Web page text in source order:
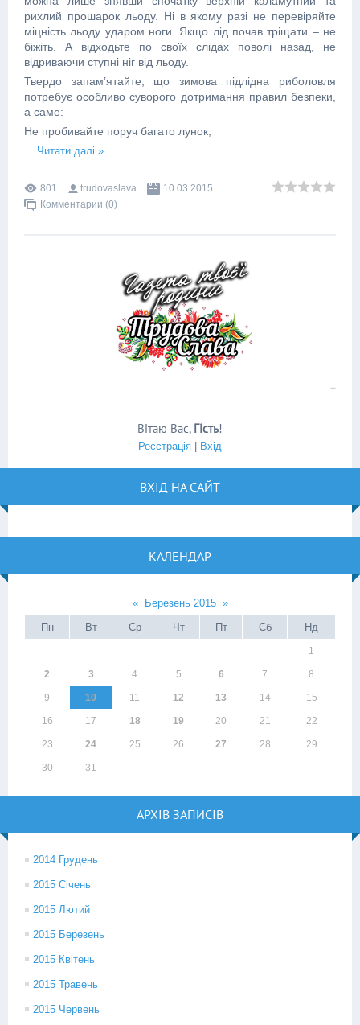
рихлий прошарок льоду. Ні в якому разі не перевіряйте
міцність льоду ударом ноги. Якщо лід почав тріщати – не
біжіть. А відходьте по своїх слідах поволі назад, не
відриваючи ступні ніг від льоду.
Твердо запам’ятайте, що зимова підлідна риболовля
потребує особливо суворого дотримання правил безпеки,
а саме:
Не пробивайте поруч багато лунок;
Читати далі »
801 trudovaslava
10.03.2015
Комментарии (0)
Вітаю Вас, Гість!
Реєстрація Вхід
ВХІД НА САЙТ
КАЛЕНДАР
« Березень 2015 »
Пн
Вт Ср Чт Пт Сб Нд
1
2 3 4 5 6 7 8
9 10 11 12 13 14 15
16 17 18 19 20 21 22
23 24 25 26 27 28 29
30 31
АРХІВ ЗАПИСІВ
2014 Грудень
2015 Січень
2015 Лютий
2015 Березень
2015 Квітень
2015 Травень
2015 Червень